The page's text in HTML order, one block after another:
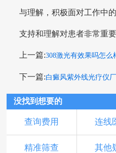
与理解，积极面对工作中
支持和理解对患者非常重要
上一篇:308激光有效果吗怎么
下一篇:白癜风紫外线光疗仪
没找到想要的
查询费用 连线
精准筛查 其他